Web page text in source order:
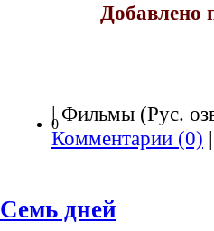
Добавлено
0
| Фильмы (Рус.
Комментарии (0) |
Семь дней